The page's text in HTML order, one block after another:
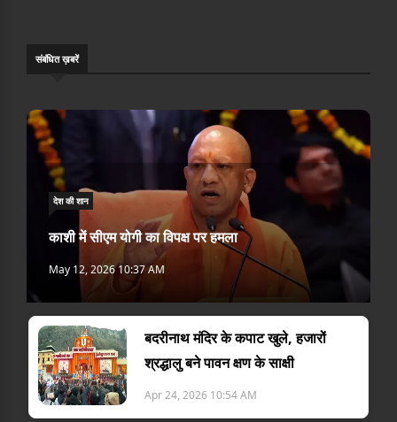
संबंधि‍त ख़बरें
देश की शान
काशी में सीएम योगी का विपक्ष पर हमला
May 12, 2026 10:37 AM
बदरीनाथ मंदिर के कपाट खुले, हजारों
श्रद्धालु बने पावन क्षण के साक्षी
Apr 24, 2026 10:54 AM